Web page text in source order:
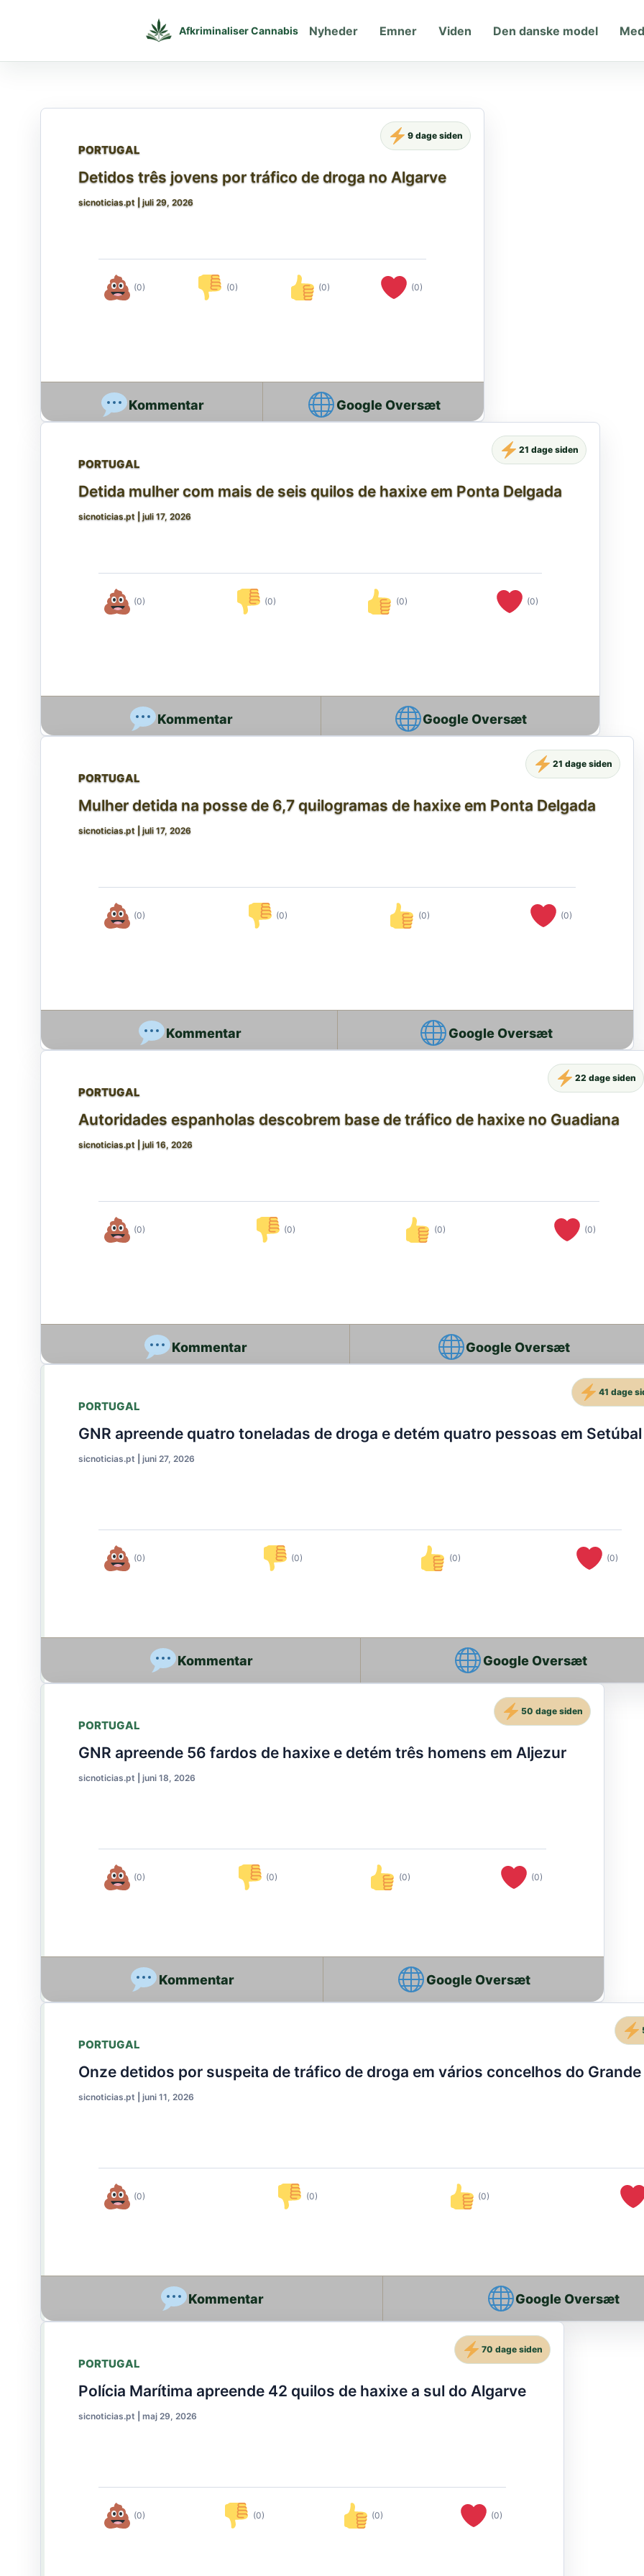
Afkriminaliser Cannabis Nyheder Emner Viden Den danske model
PORTUGAL
Detidos três jovens por tráfico de droga no Algarve
sicnoticias.pt juli 29, 2026
(0) (0) (0) (0)
9 dage siden
Google Oversæt
PORTUGAL
Detida mulher com mais de seis quilos de haxixe em Ponta Delgada
sicnoticias.pt juli 17, 2026
(0) (0) (0) (0)
21 dage siden
Google Oversæt
PORTUGAL
Mulher detida na posse de 6,7 quilogramas de haxixe em Ponta Delgada
sicnoticias.pt juli 17, 2026
(0) (0) (0) (0)
21 dage siden
Google Oversæt
PORTUGAL
Autoridades espanholas descobrem base de tráfico de haxixe no Guadiana
sicnoticias.pt juli 16, 2026
(0) (0) (0) (0)
22 dage siden
Google Oversæt
PORTUGAL
GNR apreende quatro toneladas de droga e detém quatro pessoas em Setúbal
sicnoticias.pt juni 27, 2026
(0) (0) (0) (0)
41 dage
Google Oversæt
PORTUGAL
GNR apreende 56 fardos de haxixe e detém três homens em Aljezur
sicnoticias.pt juni 18, 2026
(0) (0) (0) (0)
50 dage siden
Google Oversæt
PORTUGAL
Onze detidos por suspeita de tráfico de droga em vários concelhos do
sicnoticias.pt juni 11, 2026
(0) (0) (0)
Google Oversæt
PORTUGAL
Polícia Marítima apreende 42 quilos de haxixe a sul do Algarve
sicnoticias.pt maj 29, 2026
(0) (0) (0) (0)
70 dage siden